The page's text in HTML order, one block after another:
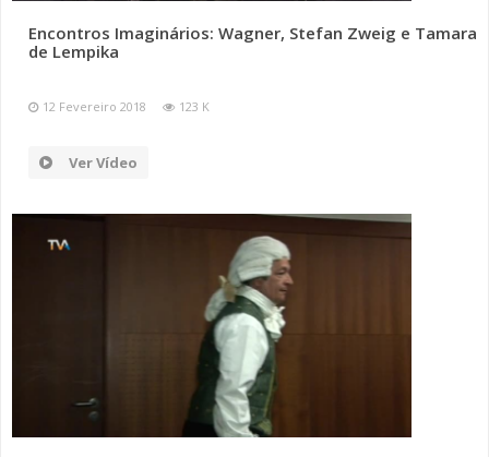
Encontros Imaginários: Wagner, Stefan Zweig e Tamara
de Lempika
12 Fevereiro 2018 123 K
Ver Vídeo